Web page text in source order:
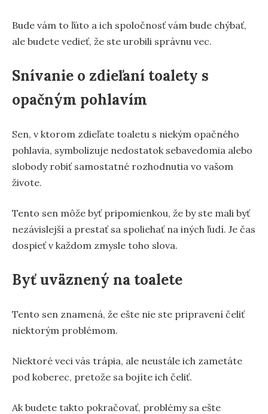
Bude vám to ľúto a ich spoločnosť vám bude chýbať,
ale budete vedieť, že ste urobili správnu vec.
Snívanie o zdieľaní toalety s
opačným pohlavím
Sen, v ktorom zdieľate toaletu s niekým opačného
pohlavia, symbolizuje nedostatok sebavedomia alebo
slobody robiť samostatné rozhodnutia vo vašom
živote.
Tento sen môže byť pripomienkou, že by ste mali byť
nezávislejší a prestať sa spoliehať na iných ľudí. Je čas
dospieť v každom zmysle toho slova.
Byť uväznený na toalete
Tento sen znamená, že ešte nie ste pripravení čeliť
niektorým problémom.
Niektoré veci vás trápia, ale neustále ich zametáte
pod koberec, pretože sa bojíte ich čeliť.
Ak budete takto pokračovať, problémy sa ešte